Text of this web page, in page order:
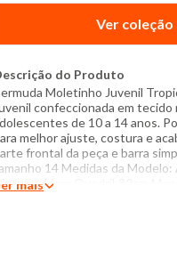
Ver
do Produto
Moletinho Juvenil
confeccionada em tecido
de 10 a 14 anos.
melhor ajuste, costura e
frontal da peça e barra
14 Medidas da
66cm Quadril:80cm
mais